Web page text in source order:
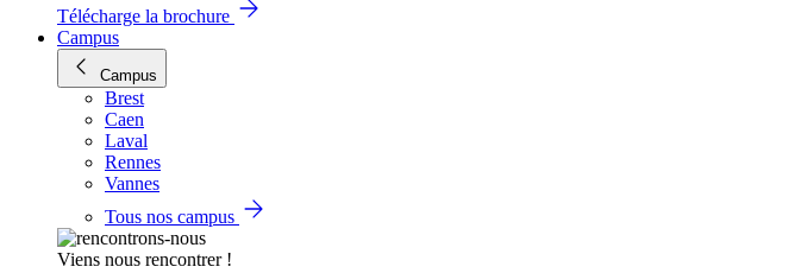
Télécharge la brochure
Campus
Campus
Brest
Caen
Laval
Rennes
Vannes
Tous nos campus
Viens nous rencontrer !